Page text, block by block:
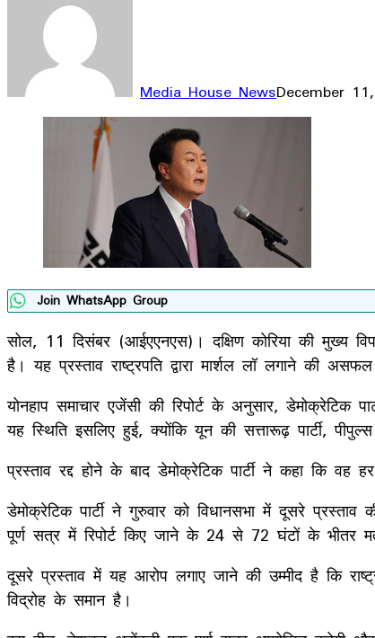
Media House NewsDecember
Facebook
LinkedIn
WhatsApp
Telegram
Join WhatsApp Group
सोल, 11 दिसंबर (आईएएनएस)। दक्षिण कोरिया की मुख्य
है। यह प्रस्ताव राष्ट्रपति द्वारा मार्शल लॉ लगाने की
योनहाप समाचार एजेंसी की रिपोर्ट के अनुसार,
यह स्थिति इसलिए हुई, क्योंकि यून की सत्तारूढ़ पार्टी,
प्रस्ताव रद्द होने के बाद डेमोक्रेटिक पार्टी ने कहा कि वह
डेमोक्रेटिक पार्टी ने गुरुवार को विधानसभा में दूसरे
पूर्ण सत्र में रिपोर्ट किए जाने के 24 से 72 घंटों के भीतर
दूसरे प्रस्ताव में यह आरोप लगाए जाने की उम्मीद है कि
विद्रोह के समान है।